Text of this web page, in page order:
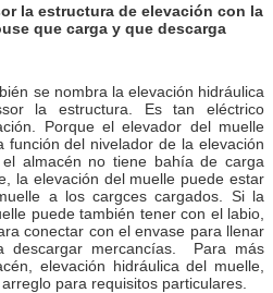
la estructura de elevación con la
que carga y que descarga
se nombra la elevación hidráulica
la estructura. Es tan eléctrico
Porque el elevador del muelle
función del nivelador de la elevación
almacén no tiene bahía de carga
la elevación del muelle puede estar
a los cargces cargados. Si la
puede también tener con el labio,
conectar con el envase para llenar
descargar mercancías. Para más
elevación hidráulica del muelle,
para requisitos particulares.